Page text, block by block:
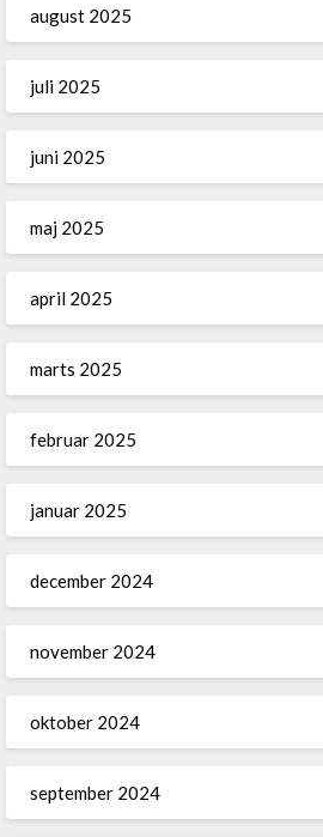
august 2025
juli 2025
juni 2025
maj 2025
april 2025
marts 2025
februar 2025
januar 2025
december 2024
november 2024
oktober 2024
september 2024